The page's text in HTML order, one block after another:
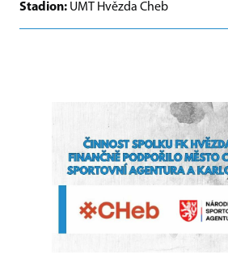
Stadion: UMT Hvězda Cheb